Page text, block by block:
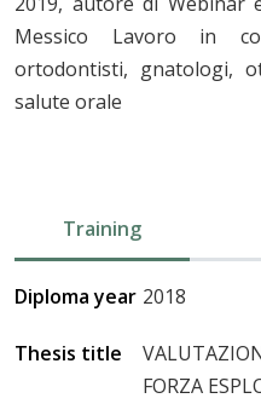
Messico Lavoro in
ortodontisti, gnatologi,
salute orale
Training
Diploma year 2018
Thesis title
FORZA